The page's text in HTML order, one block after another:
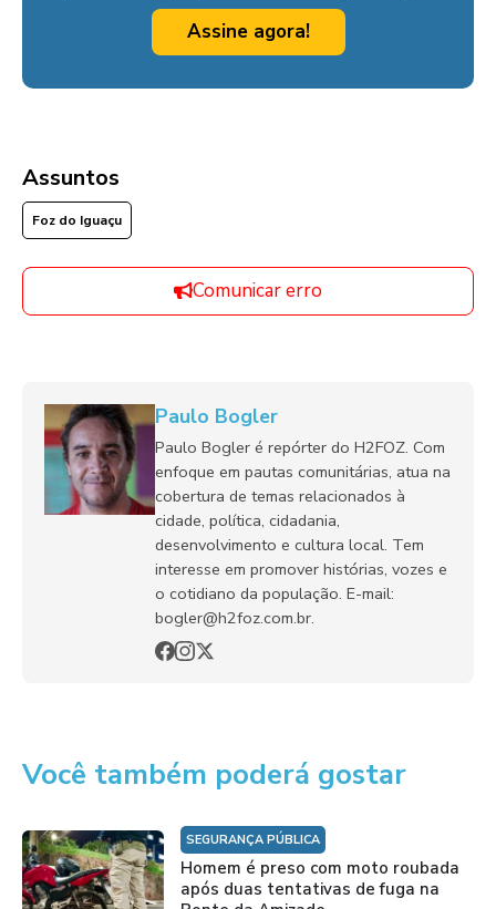
Assine agora!
Assuntos
Foz do Iguaçu
Comunicar erro
Paulo Bogler
Paulo Bogler é repórter do H2FOZ. Com
enfoque em pautas comunitárias, atua na
cobertura de temas relacionados à
cidade, política, cidadania,
desenvolvimento e cultura local. Tem
interesse em promover histórias, vozes e
o cotidiano da população. E-mail:
bogler@h2foz.com.br.
Você também poderá gostar
SEGURANÇA PÚBLICA
Homem é preso com moto roubada
após duas tentativas de fuga na